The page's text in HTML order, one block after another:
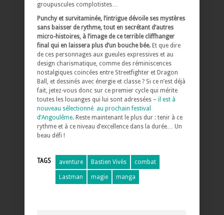
groupuscules complotistes…
Punchy et survitaminée, l’intrigue dévoile ses mystères
sans baisser de rythme, tout en secrétant d’autres
micro-histoires, à l’image de ce terrible cliffhanger
final qui en laissera plus d’un bouche bée. Et que dire
de ces personnages aux gueules expressives et au
design charismatique, comme des réminiscences
nostalgiques coincées entre Streetfighter et Dragon
Ball, et dessinés avec énergie et classe ? Si ce n’est déjà
fait, jetez-vous donc sur ce premier cycle qui mérite
toutes les louanges qui lui sont adressées – il est à
nouveau sélectionné au prochain festival
d’Angoulême. Reste maintenant le plus dur : tenir à ce
rythme et à ce niveau d’excellence dans la durée… Un
beau défi !
TAGS aventure Bastien Vivès combat
Lastman magie manga